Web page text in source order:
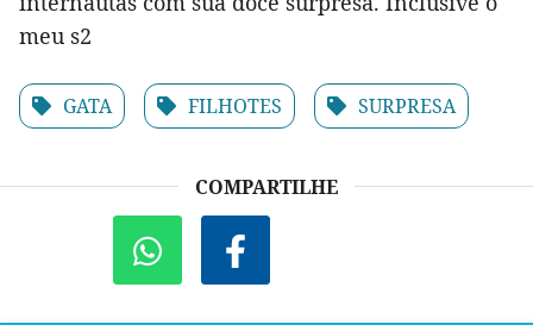
meu s2
GATA FILHOTES SURPRESA
COMPARTILHE